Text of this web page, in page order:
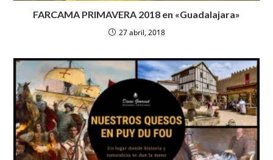
FARCAMA PRIMAVERA 2018 en «Guadalajara»
27 abril, 2018